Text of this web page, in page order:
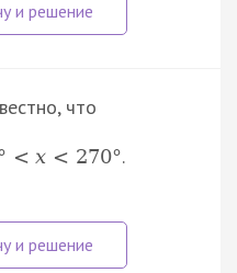
что
< x < 270°.